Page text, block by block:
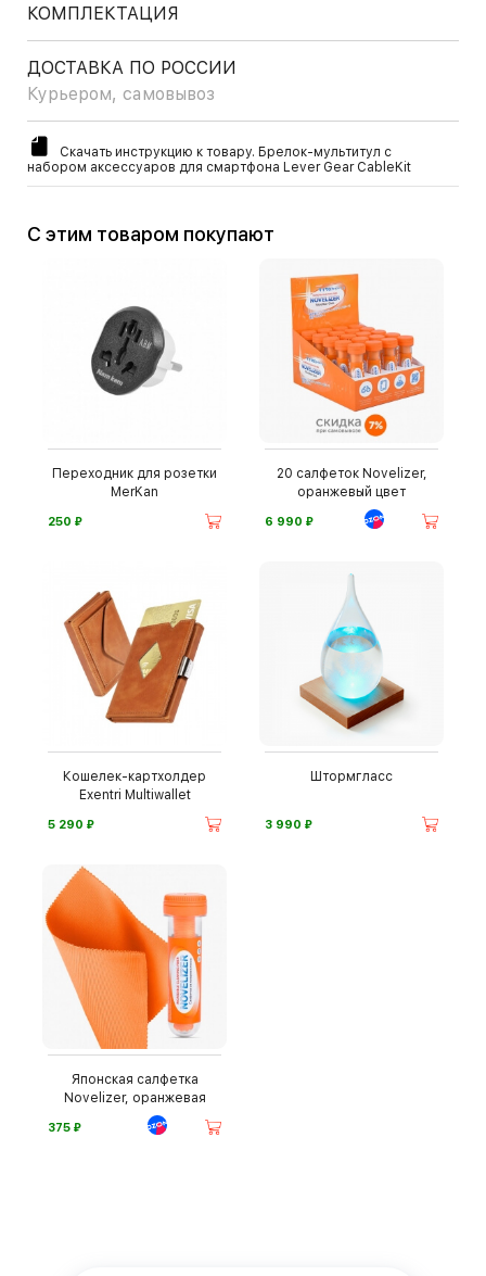
КОМПЛЕКТАЦИЯ
ДОСТАВКА ПО РОССИИ
Курьером, самовывоз
Скачать инструкцию к товару. Брелок-мультитул с
набором аксессуаров для смартфона Lever Gear CableKit
С этим товаром покупают
Переходник для розетки
MerKan
250 ⃏
20 салфеток Novelizer,
оранжевый цвет
6 990 ⃏
Кошелек-картхолдер
Exentri Multiwallet
5 290 ⃏
Штормгласс
3 990 ⃏
Японская салфетка
Novelizer, оранжевая
375 ⃏